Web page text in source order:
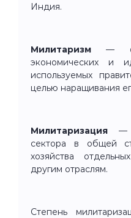
Индия.
Милитаризм —
экономических и
используемых
целью наращивания
Милитаризация —
сектора в общей
хозяйства
другим отраслям.
Степень